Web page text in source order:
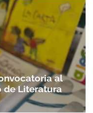
al
de Literatura